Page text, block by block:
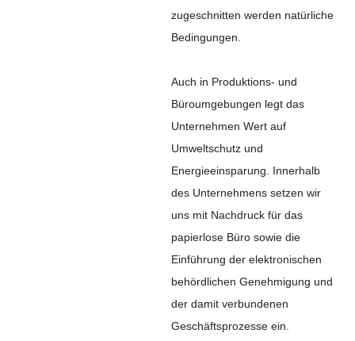
zugeschnitten werden natürliche
Bedingungen.
Auch in Produktions- und
Büroumgebungen legt das
Unternehmen Wert auf
Umweltschutz und
Energieeinsparung. Innerhalb
des Unternehmens setzen wir
uns mit Nachdruck für das
papierlose Büro sowie die
Einführung der elektronischen
behördlichen Genehmigung und
der damit verbundenen
Geschäftsprozesse ein.